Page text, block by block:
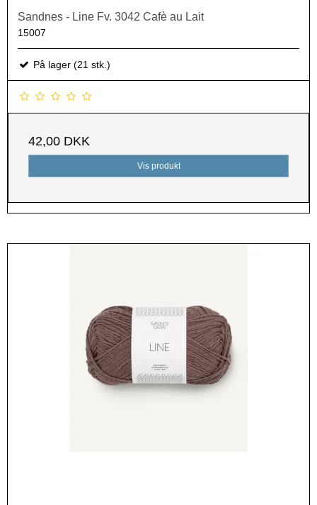
Sandnes - Line Fv. 3042 Cafè au Lait
15007
På lager (21 stk.)
42,00 DKK
Vis produkt